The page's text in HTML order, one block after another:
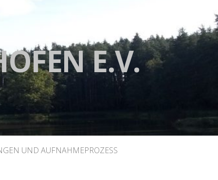
E.V.
UND AUFNAHMEPROZESS